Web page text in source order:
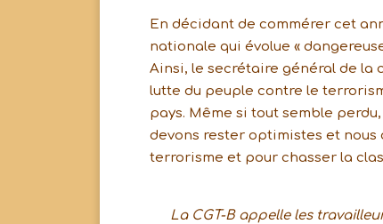
En décidant de commérer cet
nationale qui évolue «
Ainsi, le secrétaire général de la
lutte du peuple contre le
pays. Même si tout semble
devons rester optimistes et
terrorisme et pour chasser la
La CGT-B appelle les